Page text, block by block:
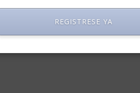
REGISTRESE YA